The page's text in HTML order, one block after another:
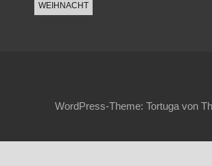
WEIHNACHT
WordPress-Theme: Tortuga von